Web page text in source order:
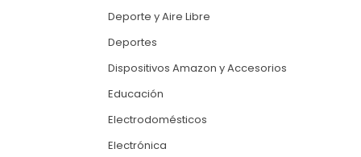
Deporte y Aire Libre
Deportes
Dispositivos Amazon y Accesorios
Educación
Electrodomésticos
Electrónica